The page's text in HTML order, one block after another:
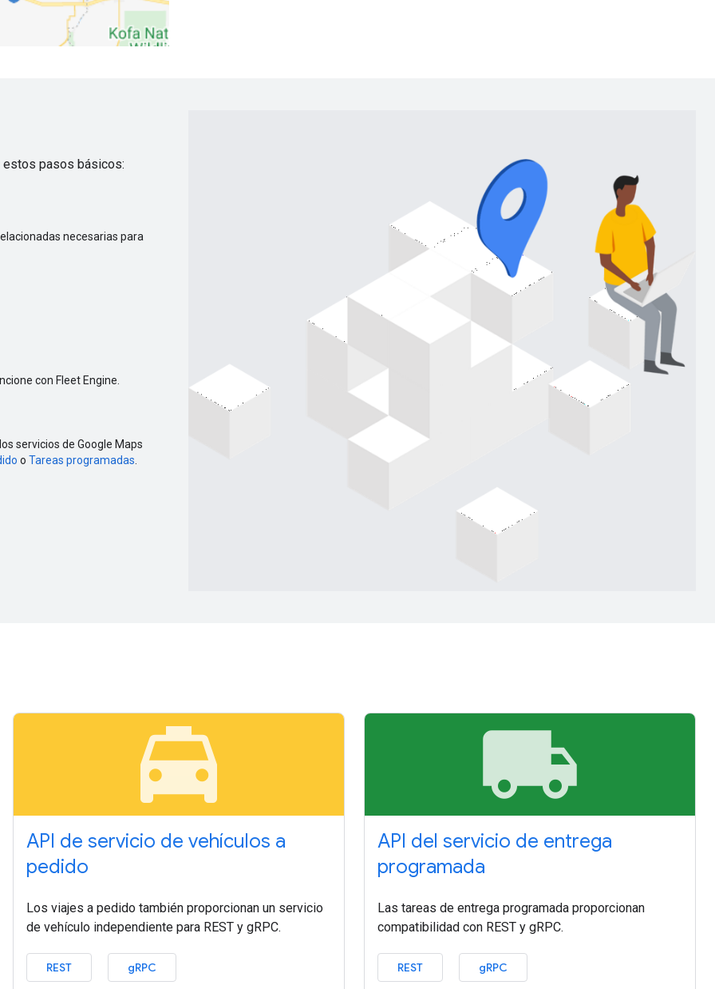
estos pasos básicos:
necesarias para
con Fleet Engine.
servicios de Google Maps
o Tareas programadas
local_taxi
API de servicio de vehículos a
pedido
Los viajes a pedido también proporcionan un servicio
de vehículo independiente para REST y gRPC.
REST gRPC
local_shipping
API del servicio de entrega
programada
Las tareas de entrega programada proporcionan
compatibilidad con REST y gRPC.
REST gRPC